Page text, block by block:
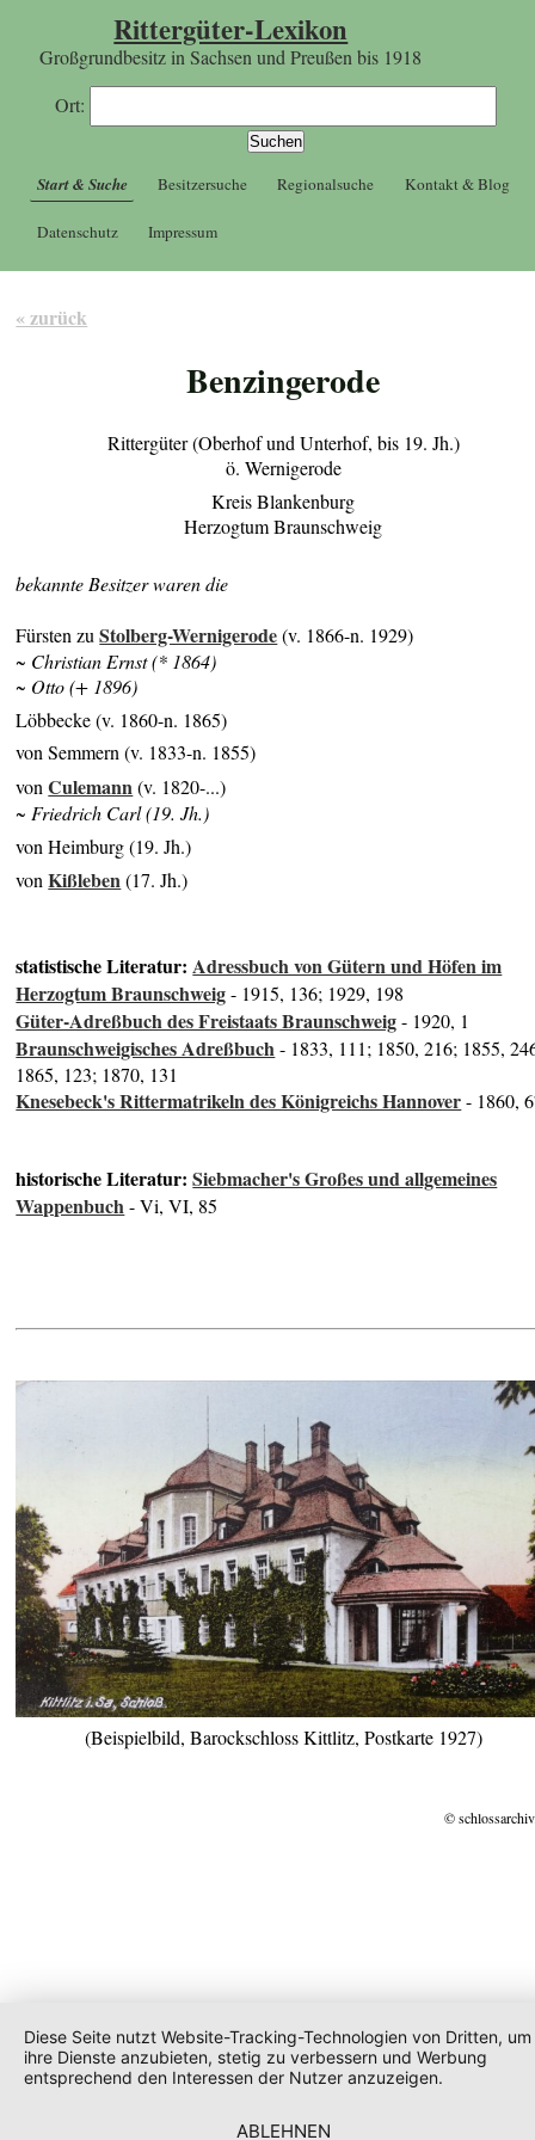
Rittergüter-Lexikon
Großgrundbesitz in Sachsen und Preußen bis 1918
Ort:
Start & Suche Besitzersuche Regionalsuche Kontakt & Blog
Datenschutz Impressum
« zurück
Benzingerode
Rittergüter (Oberhof und Unterhof, bis 19. Jh.)
ö. Wernigerode
Kreis Blankenburg
Herzogtum Braunschweig
bekannte Besitzer waren die
Fürsten zuStolberg-Wernigerode(v. 1866-n. 1929)
~ Christian Ernst (* 1864)
~ Otto (+ 1896)
Löbbecke (v. 1860-n. 1865)
von Semmern (v. 1833-n. 1855)
vonCulemann(v. 1820-...)
~ Friedrich Carl (19. Jh.)
von Heimburg (19. Jh.)
vonKißleben(17. Jh.)
statistische Literatur:Adressbuch von Gütern und Höfen im
Herzogtum Braunschweig- 1915, 136; 1929, 198
Güter-Adreßbuch des Freistaats Braunschweig- 1920, 1
Braunschweigisches Adreßbuch- 1833, 111; 1850, 216; 1855,
1865, 123; 1870, 131
Knesebeck's Rittermatrikeln des Königreichs Hannover- 1860,
historische Literatur:Siebmacher's Großes und allgemeines
Wappenbuch- Vi, VI, 85
(Beispielbild, Barockschloss Kittlitz, Postkarte 1927)
©
Diese Seite nutzt Website-Tracking-Technologien von Dritten, um
ihre Dienste anzubieten, stetig zu verbessern und Werbung
entsprechend den Interessen der Nutzer anzuzeigen.
ABLEHNEN